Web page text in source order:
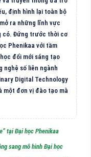
định hình lại toàn bộ
ra những lĩnh vực
có. Đứng trước thời cơ
Phenikaa với tầm
đổi mới sáng tạo
nghệ số liên ngành
Digital Technology
một đơn vị đào tạo mà
tại Đại học Phenikaa
sang mô hình Đại học